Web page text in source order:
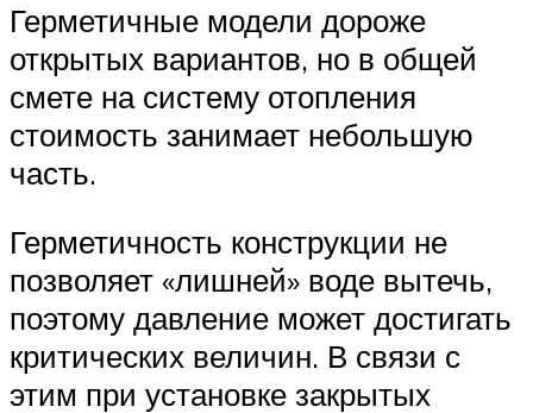
Герметичные модели дороже
открытых вариантов, но в общей
смете на систему отопления
стоимость занимает небольшую
часть.
Герметичность конструкции не
позволяет «лишней» воде вытечь,
поэтому давление может достигать
критических величин. В связи с
этим при установке закрытых